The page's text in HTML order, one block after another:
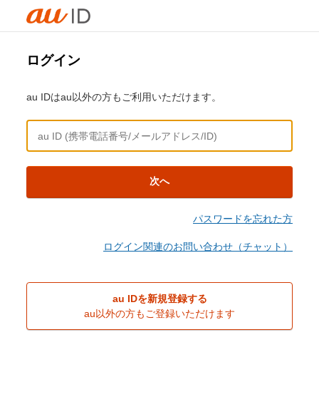
ログイン
au IDはau以外の方もご利用いただけます。
次へ
パスワードを忘れた方
ログイン関連のお問い合わせ（チャット）
au IDを新規登録する
au以外の方もご登録いただけます